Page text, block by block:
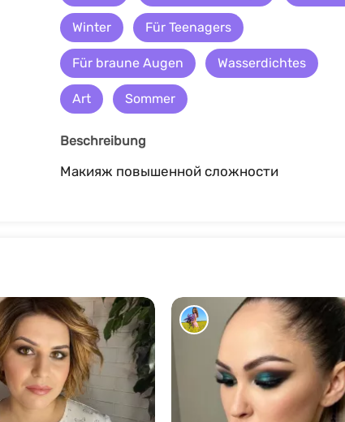
Winter Für Teenagers
Für braune Augen Wasserdichtes
Art Sommer
Beschreibung
Макияж повышенной сложности